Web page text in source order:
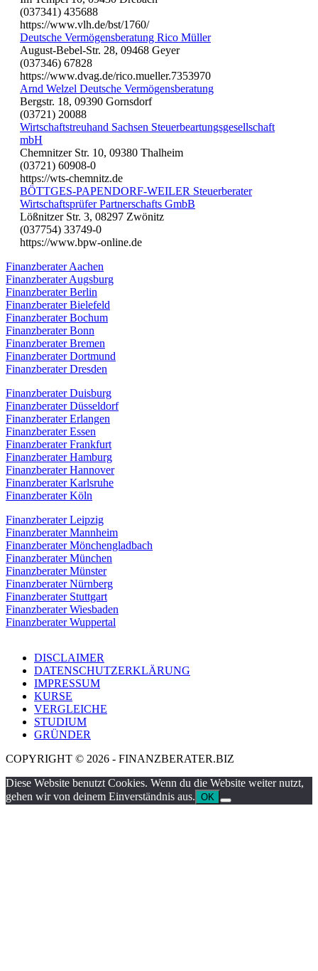
(037341) 435688
https://www.vlh.de/bst/1760/
Deutsche Vermögensberatung Rico Müller
August-Bebel-Str. 28, 09468 Geyer
(037346) 67828
https://www.dvag.de/rico.mueller.7353970
Arnd Welzel Deutsche Vermögensberatung
Bergstr. 18, 09390 Gornsdorf
(03721) 20088
Wirtschaftstreuhand Sachsen Steuerbeartungsgesellschaft
mbH
Chemnitzer Str. 10, 09380 Thalheim
(03721) 60908-0
https://wts-chemnitz.de
BÖTTGES-PAPENDORF-WEILER Steuerberater
Wirtschaftsprüfer Partnerschafts GmbB
Lößnitzer Str. 3, 08297 Zwönitz
(037754) 33749-0
https://www.bpw-online.de
Finanzberater Aachen
Finanzberater Augsburg
Finanzberater Berlin
Finanzberater Bielefeld
Finanzberater Bochum
Finanzberater Bonn
Finanzberater Bremen
Finanzberater Dortmund
Finanzberater Dresden
Finanzberater Duisburg
Finanzberater Düsseldorf
Finanzberater Erlangen
Finanzberater Essen
Finanzberater Frankfurt
Finanzberater Hamburg
Finanzberater Hannover
Finanzberater Karlsruhe
Finanzberater Köln
Finanzberater Leipzig
Finanzberater Mannheim
Finanzberater Mönchengladbach
Finanzberater München
Finanzberater Münster
Finanzberater Nürnberg
Finanzberater Stuttgart
Finanzberater Wiesbaden
Finanzberater Wuppertal
DISCLAIMER
DATENSCHUTZERKLÄRUNG
IMPRESSUM
KURSE
VERGLEICHE
STUDIUM
GRÜNDER
COPYRIGHT © 2026 - FINANZBERATER.BIZ
Diese Website benutzt Cookies. Wenn du die Website weiter nutzt,
gehen wir von deinem Einverständnis aus. OK